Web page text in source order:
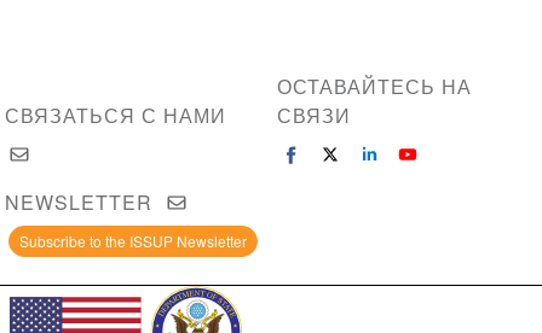
СВЯЗАТЬСЯ С НАМИ
ОСТАВАЙТЕСЬ НА
СВЯЗИ
NEWSLETTER
Subscribe to the ISSUP Newsletter